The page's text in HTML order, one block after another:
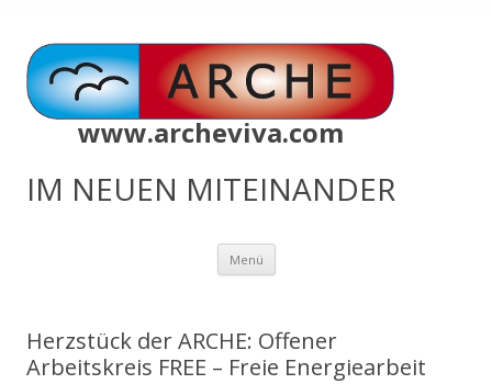
www.archeviva.com
IM NEUEN MITEINANDER
Menü Zum
springen
Herzstück der ARCHE: Offener
Arbeitskreis FREE – Freie Energiearbeit